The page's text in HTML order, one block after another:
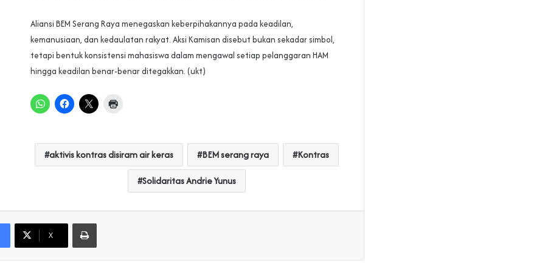
Aliansi BEM Serang Raya menegaskan keberpihakannya pada keadilan,
kemanusiaan, dan kedaulatan rakyat. Aksi Kamisan disebut bukan sekadar simbol,
tetapi bentuk konsistensi mahasiswa dalam mengawal setiap pelanggaran HAM
hingga keadilan benar-benar ditegakkan. (ukt)
aktivis kontras disiram air keras BEM serang raya Kontras
Solidaritas Andrie Yunus
X
Print